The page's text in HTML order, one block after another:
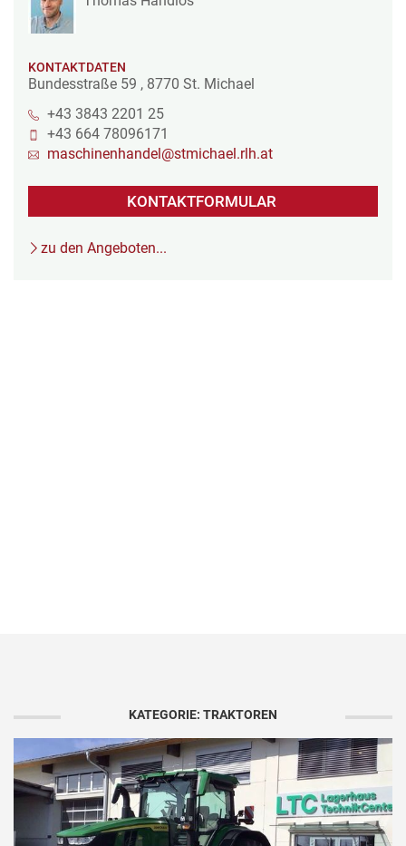
KONTAKTDATEN
Bundesstraße 59 , 8770 St. Michael
+43 3843 2201 25
+43 664 78096171
maschinenhandel@stmichael.rlh.at
KONTAKTFORMULAR
zu den Angeboten...
KATEGORIE: TRAKTOREN